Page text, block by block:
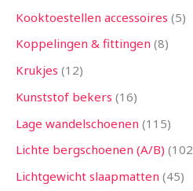
Kooktoestellen accessoires 5
Koppelingen & fittingen 8
Krukjes 12
Kunststof bekers 16
Lage wandelschoenen 115
Lichte bergschoenen (A/B) 102
Lichtgewicht slaapmatten 45